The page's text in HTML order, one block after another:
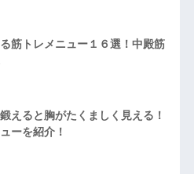
筋トレメニュー１６選！中殿筋
えると胸がたくましく見える！
ーを紹介！